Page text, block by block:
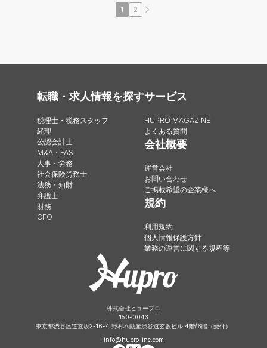
1 2
転職・求人情報を探す
税理士・税務スタッフ
経理
公認会計士
M&A・FAS
人事・労務
社会保険労務士
法務・知財
弁護士
財務
CFO
サービス
HUPRO MAGAZINE
よくある質問
会社概要
運営会社
お問い合わせ
ご掲載希望の企業様へ
規約
利用規約
個人情報保護方針
業務の運営に関する規程等
株式会社ヒュープロ
150-0043
東京都渋谷区道玄坂2-16-4 野村不動産渋谷道玄坂ビル 4階/6階（受付）
info@hupro-inc.com